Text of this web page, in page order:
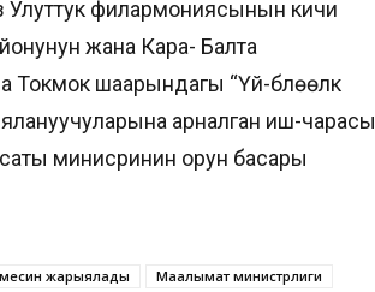
Улуттук филармониясынын кичи
жана Кара- Балта
шаарындагы “Үй-бүлөөлүк
арналган иш-чарасы
минисринин орун басары
жарыялады Маалымат министрлиги